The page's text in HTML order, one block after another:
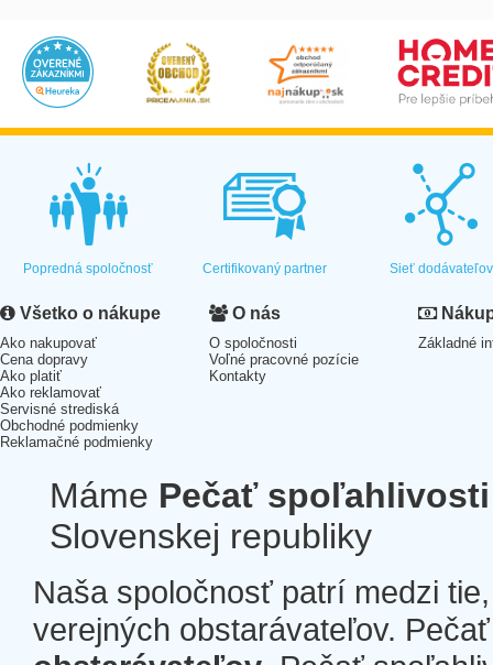
Popredná spoločnosť Certifikovaný partner Sieť dodávateľov
Všetko o nákupe
Ako nakupovať
Cena dopravy
Ako platiť
Ako reklamovať
Servisné strediská
Obchodné podmienky
Reklamačné podmienky
O nás
O spoločnosti
Voľné pracovné pozície
Kontakty
Základné
Máme Pečať spoľahlivosti
Slovenskej republiky
Naša spoločnosť patrí medzi
verejných obstarávateľov.